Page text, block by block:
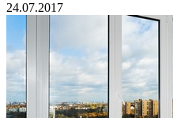
24.07.2017